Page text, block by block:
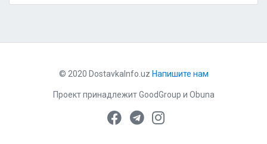
© 2020 DostavkaInfo.uz Напишите нам
Проект принадлежитGoodGroup и Obuna